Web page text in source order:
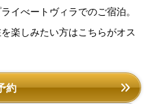
イべートヴィラでのご宿泊。
楽しみたい方はこちらがオス
約